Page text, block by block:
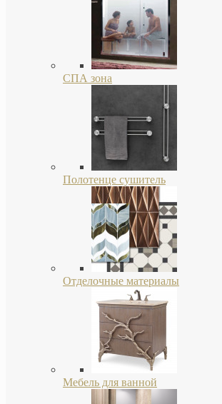
СПА зона
Полотенце сушитель
Отделочные материалы
Мебель для ванной